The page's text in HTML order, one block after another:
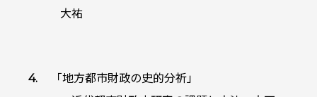
大祐
「地方都市財政の史的分祈」